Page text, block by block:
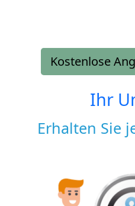
Kostenlose
Ihr
Erhalten Sie